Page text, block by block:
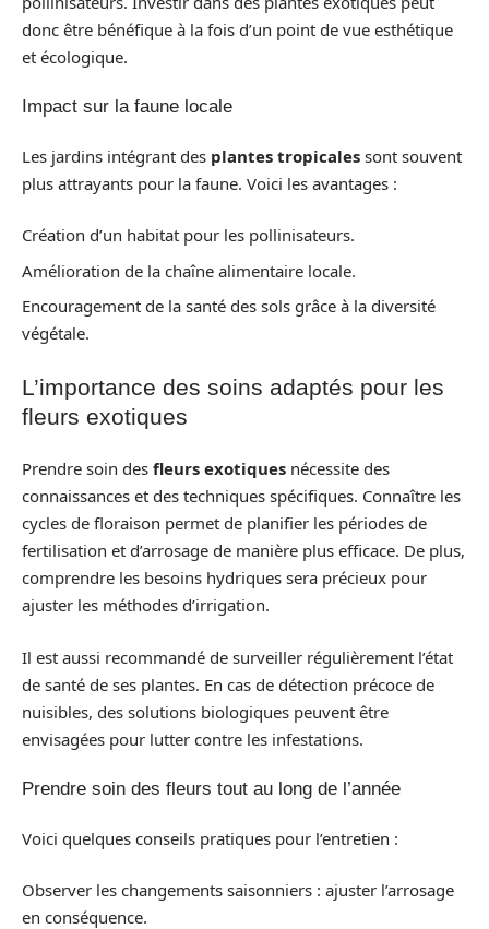
donc être bénéfique à la fois d’un point de vue esthétique
et écologique.
Impact sur la faune locale
Les jardins intégrant des plantes tropicales sont souvent
plus attrayants pour la faune. Voici les avantages :
Création d’un habitat pour les pollinisateurs.
Amélioration de la chaîne alimentaire locale.
Encouragement de la santé des sols grâce à la diversité
végétale.
L’importance des soins adaptés pour les
fleurs exotiques
Prendre soin des fleurs exotiques nécessite des
connaissances et des techniques spécifiques. Connaître les
cycles de floraison permet de planifier les périodes de
fertilisation et d’arrosage de manière plus efficace. De plus,
comprendre les besoins hydriques sera précieux pour
ajuster les méthodes d’irrigation.
Il est aussi recommandé de surveiller régulièrement l’état
de santé de ses plantes. En cas de détection précoce de
nuisibles, des solutions biologiques peuvent être
envisagées pour lutter contre les infestations.
Prendre soin des fleurs tout au long de l’année
Voici quelques conseils pratiques pour l’entretien :
Observer les changements saisonniers : ajuster l’arrosage
en conséquence.